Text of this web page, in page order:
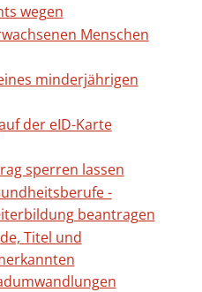
wegen
Menschen
minderjährigen
der eID-Karte
sperren lassen
-
beantragen
Titel und